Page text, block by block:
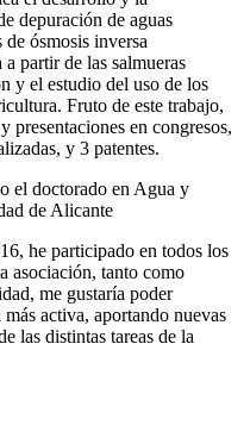
depuración de aguas
ósmosis inversa
partir de las salmueras
y el estudio del uso de los
Fruto de este trabajo,
presentaciones en congresos,
y 3 patentes.
el doctorado en Agua y
de Alicante
he participado en todos los
asociación, tanto como
me gustaría poder
activa, aportando nuevas
las distintas tareas de la